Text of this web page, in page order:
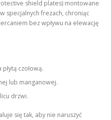
shield plates) montowane
specjalnych frezach, chroniąc
bez wpływu na elewację
czołową.
lub manganowej.
drzwi.
się tak, aby nie naruszyć